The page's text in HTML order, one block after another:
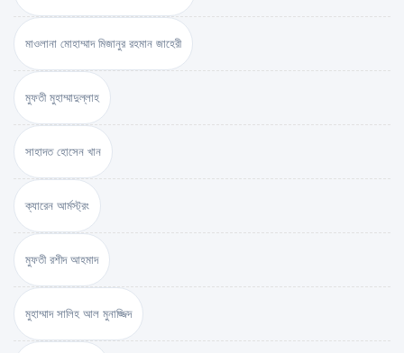
মাওলানা মোহাম্মাদ মিজানুর রহমান জাহেরী
মুফতী মুহাম্মাদুল্লাহ
সাহাদত হোসেন খান
ক্যারেন আর্মস্ট্রং
মুফতী রশীদ আহমাদ
মুহাম্মাদ সালিহ আল মুনাজ্জিদ